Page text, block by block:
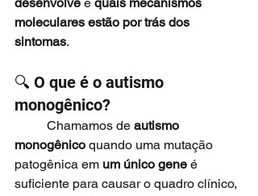
moleculares estão por trás dos
sintomas.
🔍 O que é o autismo
monogênico?
	Chamamos de
autismo
monogênico quando uma mutação
patogênica em um único gene é
suficiente para causar o quadro clínico,